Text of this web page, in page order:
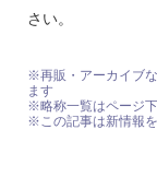
さい。
※再販・アーカイブ
ます
※略称一覧はページ
※この記事は新情報